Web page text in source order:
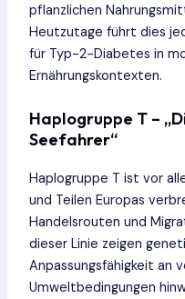
pflanzlichen
Heutzutage führt dies
für Typ-2-Diabetes in
Ernährungskontexten.
Haplogruppe T –
Seefahrer“
Haplogruppe T ist vor
und Teilen Europas
Handelsrouten und
dieser Linie zeigen
Anpassungsfähigkeit an
Umweltbedingungen